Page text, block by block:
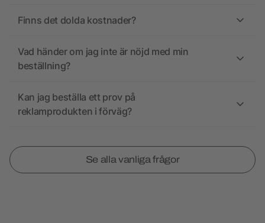
Finns det dolda kostnader?
Vad händer om jag inte är nöjd med min
beställning?
Kan jag beställa ett prov på
reklamprodukten i förväg?
Se alla vanliga frågor